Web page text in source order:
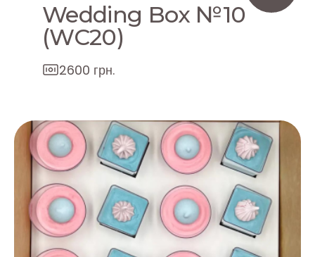
Wedding Box №10
(WC20)
2600 грн.